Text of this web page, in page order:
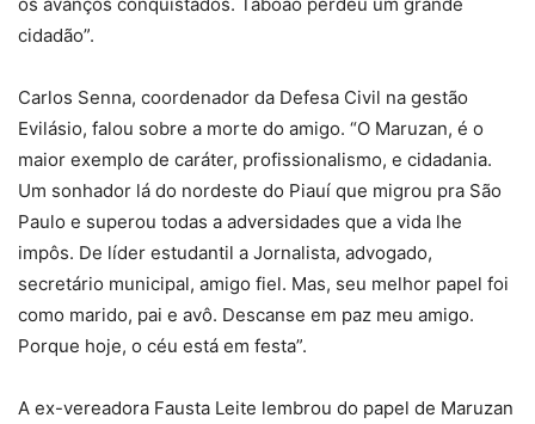
cidadão”.
Carlos Senna, coordenador da Defesa Civil na gestão
Evilásio, falou sobre a morte do amigo. “O Maruzan, é o
maior exemplo de caráter, profissionalismo, e cidadania.
Um sonhador lá do nordeste do Piauí que migrou pra São
Paulo e superou todas a adversidades que a vida lhe
impôs. De líder estudantil a Jornalista, advogado,
secretário municipal, amigo fiel. Mas, seu melhor papel foi
como marido, pai e avô. Descanse em paz meu amigo.
Porque hoje, o céu está em festa”.
A ex-vereadora Fausta Leite lembrou do papel de Maruzan